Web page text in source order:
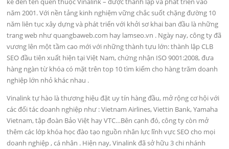
năm 2001. Với nền tảng kinh nghiệm vững chắc suốt chặng đường 10
năm liên tục xây dựng và phát triển với khởi sơ khai ban đầu là những
trang web như quangbaweb.com hay lamseo.vn . Ngày nay, công ty đã
vương lên một tầm cao mới với những thành tựu lớn: thành lập CLB
SEO đầu tiên xuất hiện tại Việt Nam, chứng nhận ISO 9001:2008, đưa
hàng ngàn từ khóa có mặt trên top 10 tìm kiếm cho hàng trăm doanh
nghiệp lớn nhỏ khác nhau .
Vinalink tự hào là thương hiệu đặt uy tín hàng đầu, mở rộng cơ hội với
các đối tác doanh nghiệp như : Vietnam Airlines, Viettin Bank, Yamaha
Vietnam, tập đoàn Bảo Việt hay VTC…Bên cạnh đó, công ty còn mở
thêm các lớp khóa học đào tạo nguồn nhân lực lĩnh vực SEO cho mọi
doanh nghiệp , cá nhân . Hiện nay, Vinalink đã sở hữu 3 chi nhánh